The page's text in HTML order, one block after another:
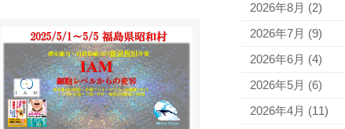
2026年8月 (2)
2026年7月 (9)
2026年6月 (4)
2026年5月 (6)
2026年4月 (11)